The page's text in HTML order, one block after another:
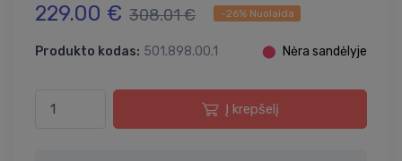
229.00 € 308.01 € -26% Nuolaida
Produkto kodas: 501.898.00.1 ⬤ Nėra sandėlyje
Į krepšelį